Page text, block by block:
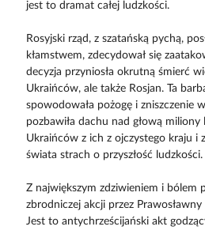
jest to dramat całej ludzkości.
Rosyjski rząd, z szatańską pychą,
kłamstwem, zdecydował się
decyzja przyniosła okrutną śmierć
Ukraińców, ale także Rosjan. Ta
spowodowała pożogę i zniszczenie
pozbawiła dachu nad głową miliony
Ukraińców z ich z ojczystego kraju i
świata strach o przyszłość ludzkości.
Z największym zdziwieniem i bólem
zbrodniczej akcji przez
Jest to antychrześcijański akt